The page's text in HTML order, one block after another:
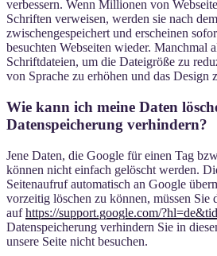
verbessern. Wenn Millionen von
Schriften verweisen, werden sie nach
zwischengespeichert und erscheinen
besuchten Webseiten wieder. Manchmal
Schriftdateien, um die Dateigröße zu
von Sprache zu erhöhen und das Design
Wie kann ich meine Daten
Datenspeicherung verhindern?
Jene Daten, die Google für einen Tag
können nicht einfach gelöscht werden.
Seitenaufruf automatisch an Google
vorzeitig löschen zu können, müssen Sie
aufhttps://support.google.com/
Datenspeicherung verhindern Sie in
unsere Seite nicht besuchen.